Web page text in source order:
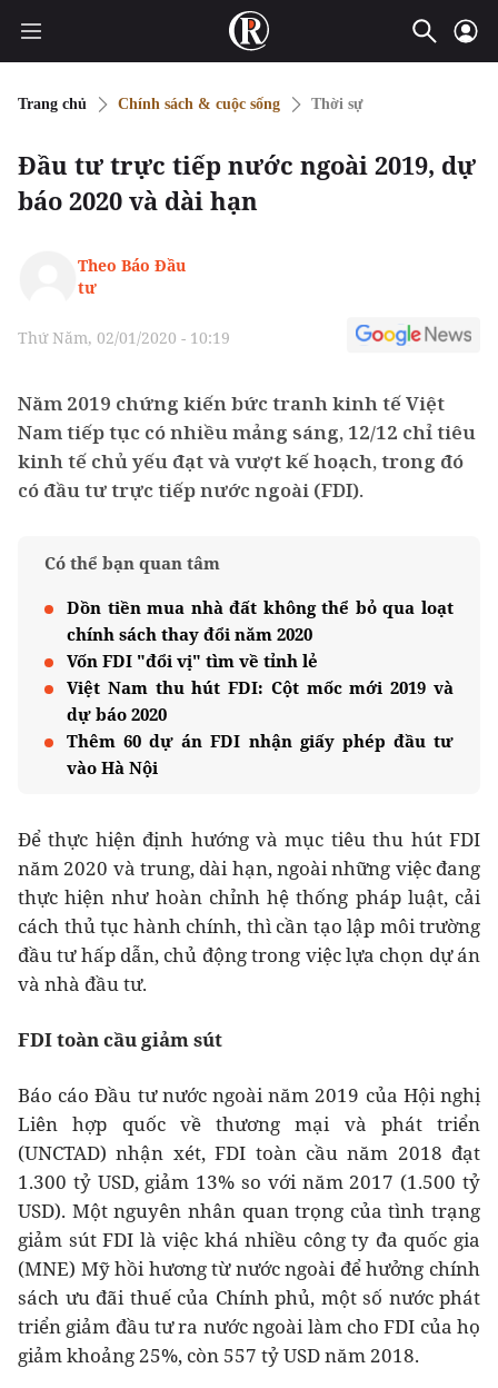
Trang chủ Chính sách & cuộc sống Thời sự
Đầu tư trực tiếp nước ngoài 2019, dự
báo 2020 và dài hạn
Theo Báo Đầu
tư
Thứ Năm, 02/01/2020 - 10:19
Năm 2019 chứng kiến bức tranh kinh tế Việt
Nam tiếp tục có nhiều mảng sáng, 12/12 chỉ tiêu
kinh tế chủ yếu đạt và vượt kế hoạch, trong đó
có đầu tư trực tiếp nước ngoài (FDI).
Có thể bạn quan tâm
Dồn tiền mua nhà đất không thể bỏ qua loạt
chính sách thay đổi năm 2020
Vốn FDI "đổi vị" tìm về tỉnh lẻ
Việt Nam thu hút FDI: Cột mốc mới 2019 và
dự báo 2020
Thêm 60 dự án FDI nhận giấy phép đầu tư
vào Hà Nội
Để thực hiện định hướng và mục tiêu thu hút FDI
năm 2020 và trung, dài hạn, ngoài những việc đang
thực hiện như hoàn chỉnh hệ thống pháp luật, cải
cách thủ tục hành chính, thì cần tạo lập môi trường
đầu tư hấp dẫn, chủ động trong việc lựa chọn dự án
và nhà đầu tư.
FDI toàn cầu giảm sút
Báo cáo Đầu tư nước ngoài năm 2019 của Hội nghị
Liên hợp quốc về thương mại và phát triển
(UNCTAD) nhận xét, FDI toàn cầu năm 2018 đạt
1.300 tỷ USD, giảm 13% so với năm 2017 (1.500 tỷ
USD). Một nguyên nhân quan trọng của tình trạng
giảm sút FDI là việc khá nhiều công ty đa quốc gia
(MNE) Mỹ hồi hương từ nước ngoài để hưởng chính
sách ưu đãi thuế của Chính phủ, một số nước phát
triển giảm đầu tư ra nước ngoài làm cho FDI của họ
giảm khoảng 25%, còn 557 tỷ USD năm 2018.